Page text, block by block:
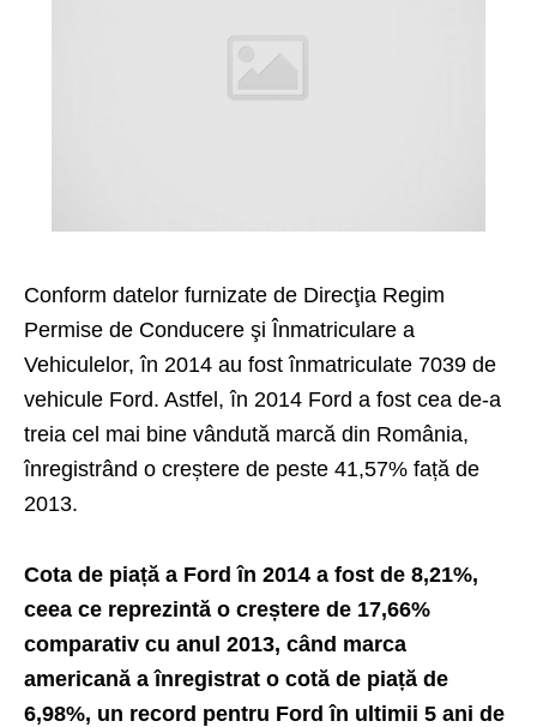
Conform datelor furnizate de Direcţia Regim
Permise de Conducere şi Înmatriculare a
Vehiculelor, în 2014 au fost înmatriculate 7039 de
vehicule Ford. Astfel, în 2014 Ford a fost cea de-a
treia cel mai bine vândută marcă din România,
înregistrând o creștere de peste 41,57% față de
2013.
Cota de piață a Ford în 2014 a fost de 8,21%,
ceea ce reprezintă o creștere de 17,66%
comparativ cu anul 2013, când marca
americană a înregistrat o cotă de piață de
6,98%, un record pentru Ford în ultimii 5 ani de